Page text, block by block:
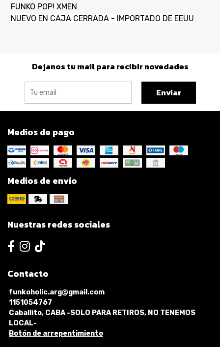
FUNKO POP! XMEN
NUEVO EN CAJA CERRADA - IMPORTADO DE EEUU
Dejanos tu mail para recibir novedades
Enviar
Medios de pago
Medios de envío
Nuestras redes sociales
Contacto
funkoholic.arg@gmail.com
1151054767
Caballito, CABA -SOLO PARA RETIROS, NO TENEMOS
LOCAL-
Botón de arrepentimiento